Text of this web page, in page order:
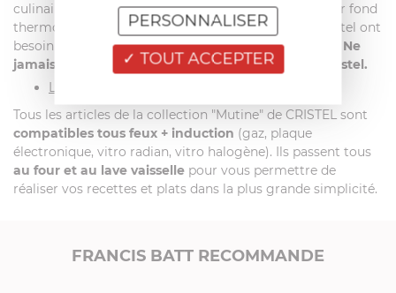
culinaire.
Evitez les surchauffes. En effet, grâce à leur fond
thermo diffuseur haute performance, les articles Cristel ont
besoin de peu d’énergie pour un rendement optimal. Ne
jamais utiliser d’eau de Javel dans vos produits Cristel.
La compatibilité :
Tous les articles de la collection "Mutine" de CRISTEL sont
compatibles tous feux + induction (gaz, plaque
électronique, vitro radian, vitro halogène). Ils passent tous
au four et au lave vaisselle pour vous permettre de
réaliser vos recettes et plats dans la plus grande simplicité.
FRANCIS BATT RECOMMANDE
TOUT ACCEPTER
PERSONNALISER